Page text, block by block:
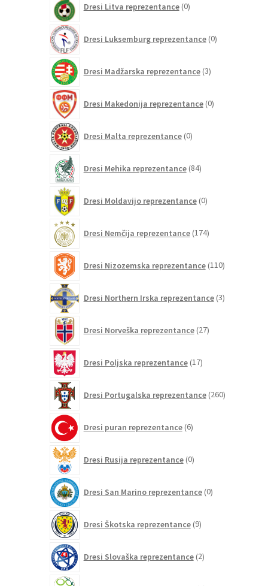
Dresi Litva reprezentance 0izdelkov
Dresi Luksemburg reprezentance 0izdelkov
Dresi Madžarska reprezentance 3izdelki
Dresi Makedonija reprezentance 0izdelkov
Dresi Malta reprezentance 0izdelkov
Dresi Mehika reprezentance 84izdelkov
Dresi Moldavijo reprezentance 0izdelkov
Dresi Nemčija reprezentance 174izdelkov
Dresi Nizozemska reprezentance 110izdelkov
Dresi Northern Irska reprezentance 3izdelki
Dresi Norveška reprezentance 27izdelkov
Dresi Poljska reprezentance 17izdelkov
Dresi Portugalska reprezentance 260izdelkov
Dresi puran reprezentance 6izdelkov
Dresi Rusija reprezentance 0izdelkov
Dresi San Marino reprezentance 0izdelkov
Dresi Škotska reprezentance 9izdelkov
Dresi Slovaška reprezentance 2izdelka